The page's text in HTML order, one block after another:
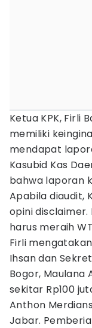
Ketua KPK, Firli
memiliki
mendapat
Kasubid Kas
bahwa laporan
Apabila diaudit,
opini
harus meraih
Firli
Ihsan dan
Bogor, Maulana
sekitar Rp100
Anthon
Jabar.